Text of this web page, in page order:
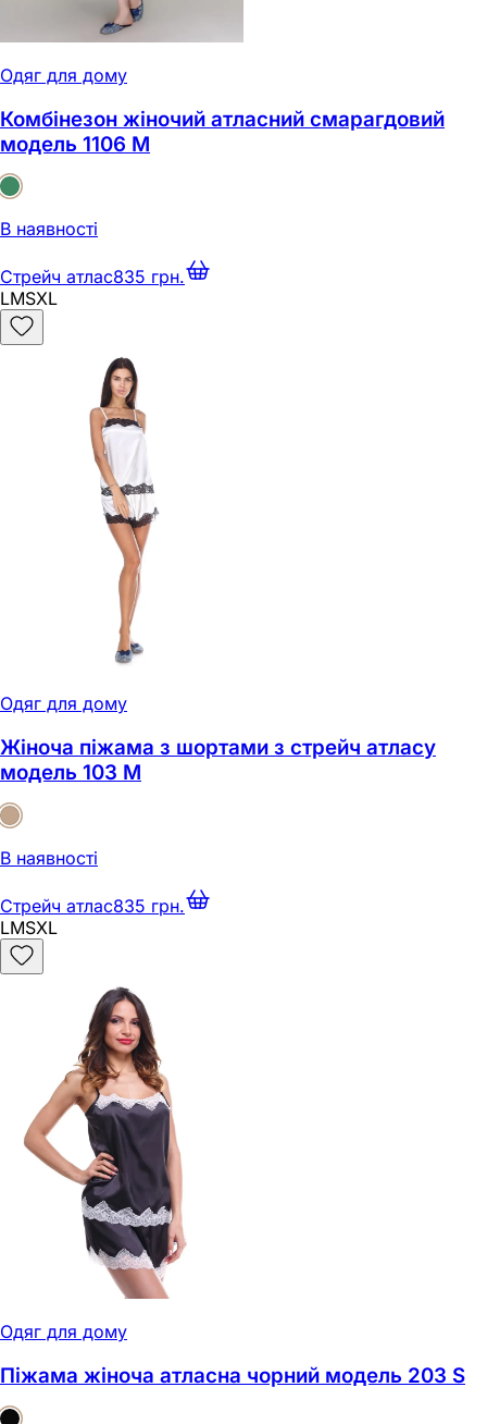
Одяг для дому
Комбінезон жіночий атласний смарагдовий
модель 1106 M
В наявності
Стрейч атлас835 грн.
LMSXL
Одяг для дому
Жіноча піжама з шортами з стрейч атласу
модель 103 M
В наявності
Стрейч атлас835 грн.
LMSXL
Одяг для дому
Піжама жіноча атласна чорний модель 203 S